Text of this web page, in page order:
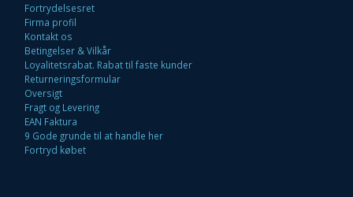
Fortrydelsesret
Firma profil
Kontakt os
Betingelser & Vilkår
Loyalitetsrabat. Rabat til faste kunder
Returneringsformular
Oversigt
Fragt og Levering
EAN Faktura
9 Gode grunde til at handle her
Fortryd købet